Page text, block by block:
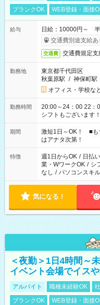
ブランクOK
WEB登録・面接
給与
日給：10000円～
交通費別途支給あ
交通費 交通費規定支
勤務地
東京都千代田区
秋葉原駅 / 神保町駅
オフィス・学校な
勤務時間
20:00～24：00 22：00
シフトもございます
期間
激短1日～OK！ ■も
はアナタ次第！
特徴 週1日からOK / 日払
業・WワークOK / シ
なし / パソコンスキ
気になる！
＜夜勤＞1日4時間～
イベント会場でイス
アルバイト 職種未経験OK
ブランクOK
WEB登録・面接